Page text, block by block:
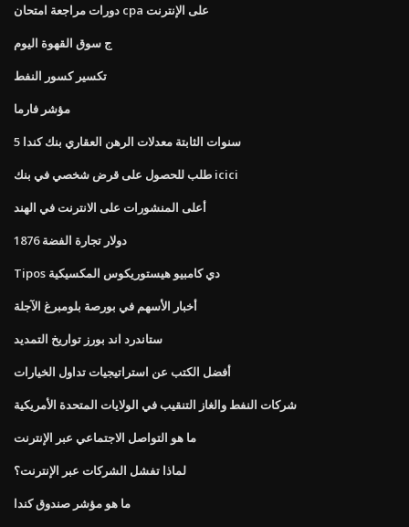
دورات مراجعة امتحان cpa على الإنترنت
ج سوق القهوة اليوم
تكسير كسور النفط
مؤشر فارما
5 سنوات الثابتة معدلات الرهن العقاري بنك كندا
طلب للحصول على قرض شخصي في بنك icici
أعلى المنشورات على الانترنت في الهند
1876 ​​دولار تجارة الفضة
Tipos دي كامبيو هيستوريكوس المكسيكية
أخبار الأسهم في بورصة بلومبرغ الآجلة
ستاندرد اند بورز تواريخ التمديد
أفضل الكتب عن استراتيجيات تداول الخيارات
شركات النفط والغاز التنقيب في الولايات المتحدة الأمريكية
ما هو التواصل الاجتماعي عبر الإنترنت
لماذا تفشل الشركات عبر الإنترنت؟
ما هو مؤشر صندوق كندا